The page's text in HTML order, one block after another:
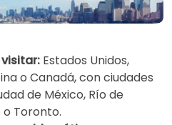
Estados Unidos,
o Canadá, con ciudades
de México, Río de
o Toronto.